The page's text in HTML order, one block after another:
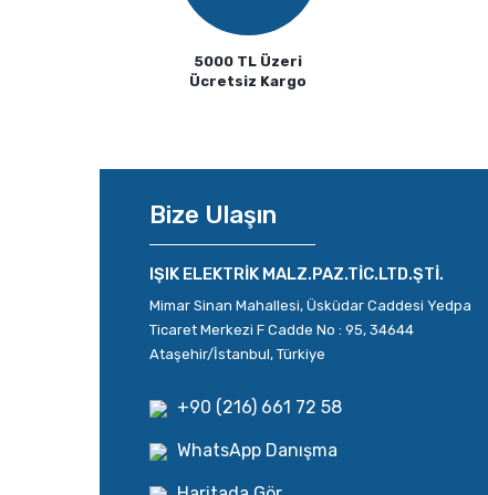
5000 TL Üzeri
Ücretsiz Kargo
Bize Ulaşın
IŞIK ELEKTRİK MALZ.PAZ.TİC.LTD.ŞTİ.
Mimar Sinan Mahallesi, Üsküdar Caddesi Yedpa
Ticaret Merkezi F Cadde No : 95, 34644
Ataşehir/İstanbul, Türkiye
+90 (216) 661 72 58
WhatsApp Danışma